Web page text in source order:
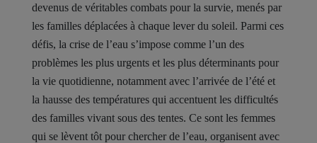
devenus de véritables combats pour la survie, menés par
les familles déplacées à chaque lever du soleil. Parmi ces
défis, la crise de l’eau s’impose comme l’un des
problèmes les plus urgents et les plus déterminants pour
la vie quotidienne, notamment avec l’arrivée de l’été et
la hausse des températures qui accentuent les difficultés
des familles vivant sous des tentes. Ce sont les femmes
qui se lèvent tôt pour chercher de l’eau, organisent avec